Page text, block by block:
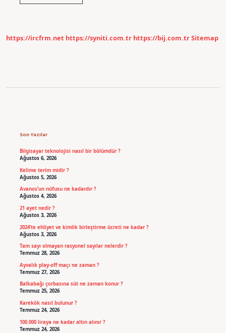
Boy
https://ircfrm.net https://syniti.com.tr https://bij.com.trSitemap
Son Yazılar
Bilgisayar teknolojisi nasıl bir bölümdür ?
Ağustos 6, 2026
Kelime terim midir ?
Ağustos 5, 2026
Avanos’un nüfusu ne kadardır ?
Ağustos 4, 2026
21 ayet nedir ?
Ağustos 3, 2026
2024’te ehliyet ve kimlik birleştirme ücreti ne kadar ?
Ağustos 3, 2026
Tam sayı olmayan rasyonel sayılar nelerdir ?
Temmuz 28, 2026
Ayvalık play-off maçı ne zaman ?
Temmuz 27, 2026
Balkabağı çorbasına süt ne zaman konur ?
Temmuz 25, 2026
Karekök nasıl bulunur ?
Temmuz 24, 2026
100.000 liraya ne kadar altın alınır ?
Temmuz 24, 2026